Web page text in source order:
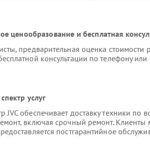
ценообразование и бесплатная
предварительная оценка стоимости
консультации по телефону
услуг
JVC обеспечивает доставку техники по
включая срочный ремонт. Клиенты
постгарантийное